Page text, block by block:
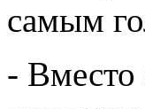
самым
- Вместо